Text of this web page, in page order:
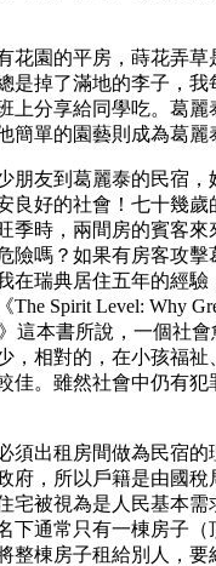
花園的平房，蒔花弄草
是掉了滿地的李子，我
上分享給同學吃。葛麗
簡單的園藝則成為葛麗
朋友到葛麗泰的民宿，
良好的社會！七十幾歲
季時，兩間房的賓客來
險嗎？如果有房客攻擊
在瑞典居住五年的經驗
Spirit Level: Why
》這本書所說，一個社
，相對的，在小孩福祉
佳。雖然社會中仍有
須出租房間做為民宿的
府，所以戶籍是由國
宅被視為是人民基本需
下通常只有一棟房子（
整棟房子租給別人，要